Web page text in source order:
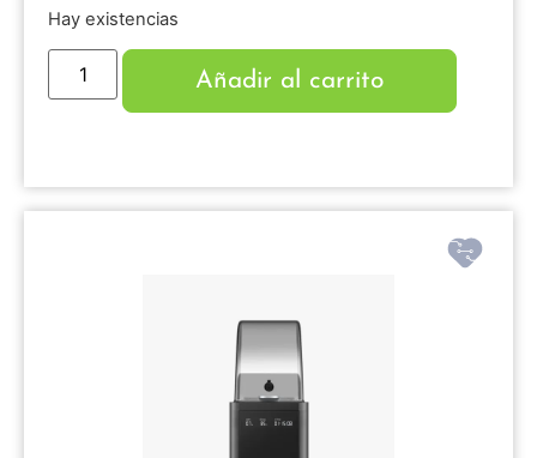
Hay existencias
Añadir al carrito